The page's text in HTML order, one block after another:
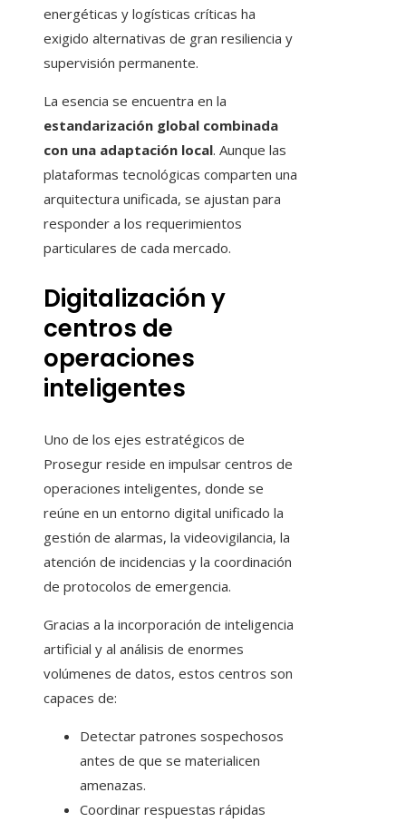
energéticas y logísticas críticas ha
exigido alternativas de gran resiliencia y
supervisión permanente.
La esencia se encuentra en la
estandarización global combinada
con una adaptación local. Aunque las
plataformas tecnológicas comparten una
arquitectura unificada, se ajustan para
responder a los requerimientos
particulares de cada mercado.
Digitalización y
centros de
operaciones
inteligentes
Uno de los ejes estratégicos de
Prosegur reside en impulsar centros de
operaciones inteligentes, donde se
reúne en un entorno digital unificado la
gestión de alarmas, la videovigilancia, la
atención de incidencias y la coordinación
de protocolos de emergencia.
Gracias a la incorporación de inteligencia
artificial y al análisis de enormes
volúmenes de datos, estos centros son
capaces de:
Detectar patrones sospechosos
antes de que se materialicen
amenazas.
Coordinar respuestas rápidas